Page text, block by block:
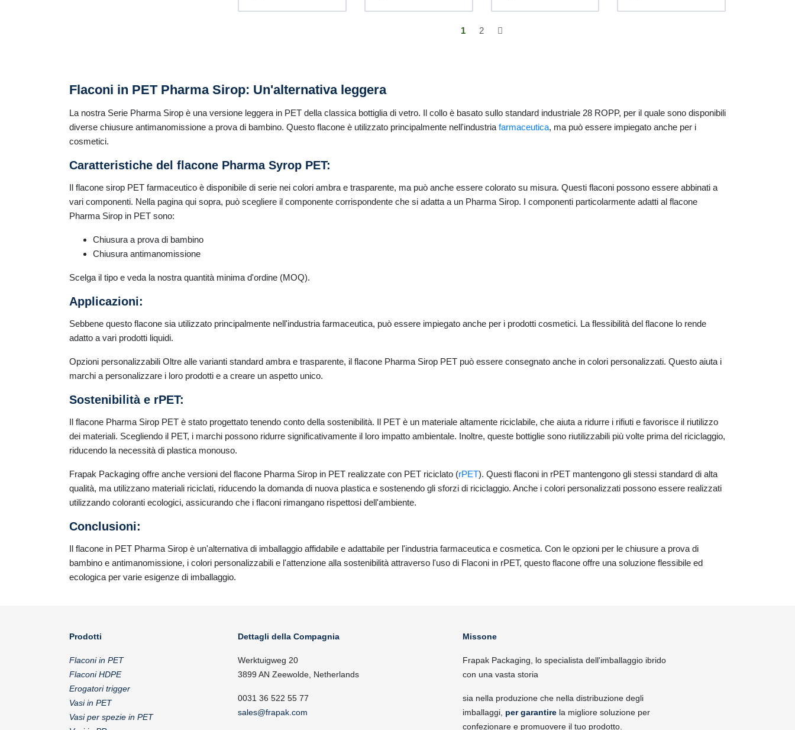
1 2
Flaconi in PET Pharma Sirop: Un'alternativa leggera
La nostra Serie Pharma Sirop è una versione leggera in PET della classica bottiglia di vetro. Il collo è basato sullo standard industriale 28 ROPP, per il quale sono disponibili
diverse chiusure antimanomissione a prova di bambino. Questo flacone è utilizzato principalmente nell'industria farmaceutica, ma può essere impiegato anche per i
cosmetici.
Caratteristiche del flacone Pharma Syrop PET:
Il flacone sirop PET farmaceutico è disponibile di serie nei colori ambra e trasparente, ma può anche essere colorato su misura. Questi flaconi possono essere abbinati a
vari componenti. Nella pagina qui sopra, può scegliere il componente corrispondente che si adatta a un Pharma Sirop. I componenti particolarmente adatti al flacone
Pharma Sirop in PET sono:
Chiusura a prova di bambino
Chiusura antimanomissione
Scelga il tipo e veda la nostra quantità minima d'ordine (MOQ).
Applicazioni:
Sebbene questo flacone sia utilizzato principalmente nell'industria farmaceutica, può essere impiegato anche per i prodotti cosmetici. La flessibilità del flacone lo rende
adatto a vari prodotti liquidi.
Opzioni personalizzabili Oltre alle varianti standard ambra e trasparente, il flacone Pharma Sirop PET può essere consegnato anche in colori personalizzati. Questo aiuta i
marchi a personalizzare i loro prodotti e a creare un aspetto unico.
Sostenibilità e rPET:
Il flacone Pharma Sirop PET è stato progettato tenendo conto della sostenibilità. Il PET è un materiale altamente riciclabile, che aiuta a ridurre i rifiuti e favorisce il riutilizzo
dei materiali. Scegliendo il PET, i marchi possono ridurre significativamente il loro impatto ambientale. Inoltre, queste bottiglie sono riutilizzabili più volte prima del riciclaggio,
riducendo la necessità di plastica monouso.
Frapak Packaging offre anche versioni del flacone Pharma Sirop in PET realizzate con PET riciclato (rPET). Questi flaconi in rPET mantengono gli stessi standard di alta
qualità, ma utilizzano materiali riciclati, riducendo la domanda di nuova plastica e sostenendo gli sforzi di riciclaggio. Anche i colori personalizzati possono essere realizzati
utilizzando coloranti ecologici, assicurando che i flaconi rimangano rispettosi dell'ambiente.
Conclusioni:
Il flacone in PET Pharma Sirop è un'alternativa di imballaggio affidabile e adattabile per l'industria farmaceutica e cosmetica. Con le opzioni per le chiusure a prova di
bambino e antimanomissione, i colori personalizzabili e l'attenzione alla sostenibilità attraverso l'uso di Flaconi in rPET, questo flacone offre una soluzione flessibile ed
ecologica per varie esigenze di imballaggio.
Prodotti
Flaconi in PET
Flaconi HDPE
Erogatori trigger
Vasi in PET
Vasi per spezie in PET
Dettagli della Compagnia
Werktuigweg 20
3899 AN Zeewolde, Netherlands
0031 36 522 55 77
sales@frapak.com
Missone
Frapak Packaging, lo specialista dell'imballaggio ibrido
con una vasta storia
sia nella produzione che nella distribuzione degli
imballaggi, per garantire la migliore soluzione per
confezionare e promuovere il tuo prodotto.